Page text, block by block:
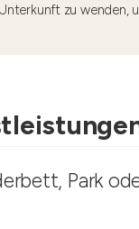
zu wenden,
Park